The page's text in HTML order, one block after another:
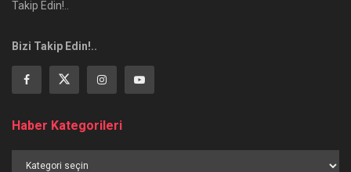
Takip Edin!..
Bizi Takip Edin!..
Haber Kategorileri